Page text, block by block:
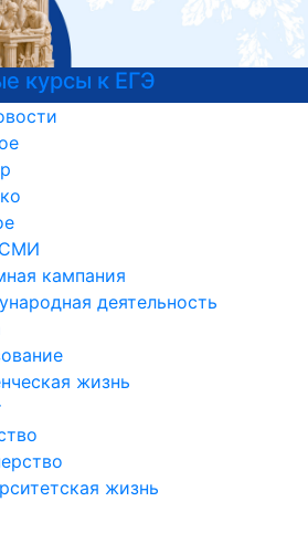
курсы к ЕГЭ
кампания
деятельность
жизнь
жизнь